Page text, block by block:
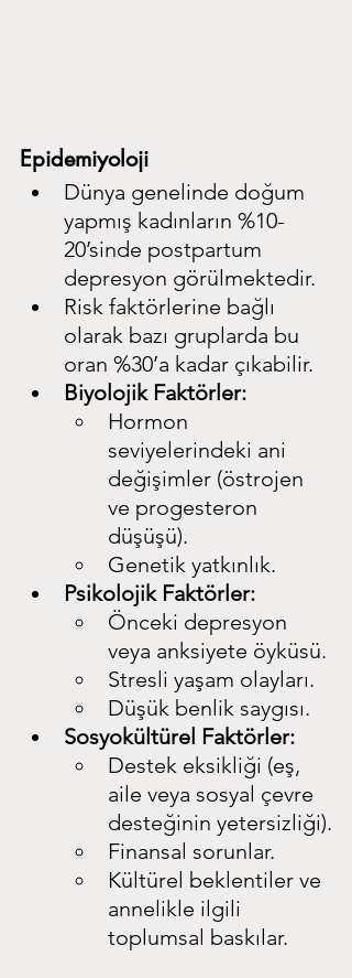
Epidemiyoloji
Dünya genelinde doğum
yapmış kadınların %10-
20’sinde postpartum
depresyon görülmektedir.
Risk faktörlerine bağlı
olarak bazı gruplarda bu
oran %30’a kadar çıkabilir.
Biyolojik Faktörler:
Hormon
seviyelerindeki ani
değişimler (östrojen
ve progesteron
düşüşü).
Genetik yatkınlık.
Psikolojik Faktörler:
Önceki depresyon
veya anksiyete öyküsü.
Stresli yaşam olayları.
Düşük benlik saygısı.
Sosyokültürel Faktörler:
Destek eksikliği (eş,
aile veya sosyal çevre
desteğinin yetersizliği).
Finansal sorunlar.
Kültürel beklentiler ve
annelikle ilgili
toplumsal baskılar.